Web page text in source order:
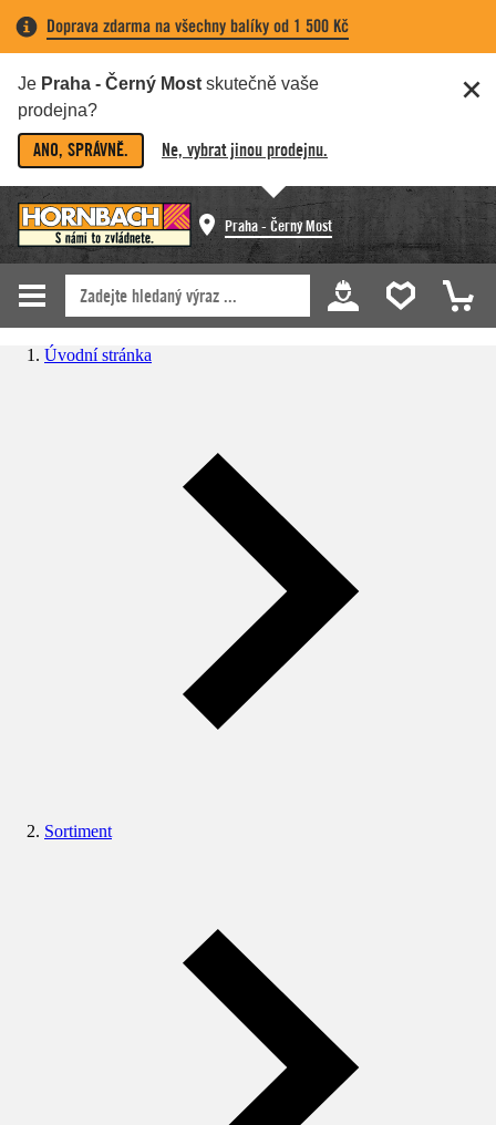
Doprava zdarma na všechny balíky od 1 500 Kč
Je Praha - Černý Most skutečně vaše
prodejna?
ANO, SPRÁVNĚ. Ne, vybrat jinou prodejnu.
Praha - Černý Most
Úvodní stránka
Sortiment